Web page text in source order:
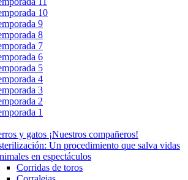
10
9
8
7
6
5
4
3
2
1
y gatos ¡Nuestros compañeros!
Un procedimiento que salva vidas
en espectáculos
Corridas de toros